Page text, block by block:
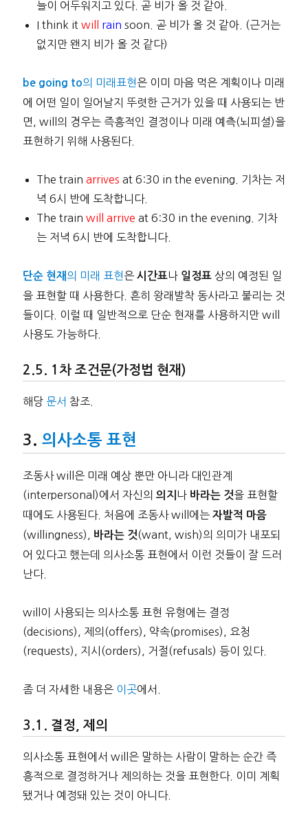
늘이 어두워지고 있다. 곧 비가 올 것 같아.
I think it will rain soon. 곧 비가 올 것 같아. (근거는
없지만 왠지 비가 올 것 같다)
be going to의 미래표현 은 이미 마음 먹은 계획이나 미래
에 어떤 일이 일어날지 뚜렷한 근거가 있을 때 사용되는 반
면, will의 경우는 즉흥적인 결정이나 미래 예측(뇌피셜)을
표현하기 위해 사용된다.
The train arrives at 6:30 in the evening. 기차는 저
녁 6시 반에 도착합니다.
The train will arrive at 6:30 in the evening. 기차
는 저녁 6시 반에 도착합니다.
단순 현재 의 미래 표현 은 시간표나 일정표상의 예정된 일
을 표현할 때 사용한다. 흔히 왕래발착 동사라고 불리는 것
들이다. 이럴 때 일반적으로 단순 현재를 사용하지만 will
사용도 가능하다.
1차 조건문(가정법 현재)
해당 문서 참조.
의사소통 표현
조동사 will은 미래 예상 뿐만 아니라 대인관계
(interpersonal)에서 자신의 의지 나 바라는 것을 표현할
때에도 사용된다. 처음에 조동사 will에는 자발적 마음
(willingness), 바라는 것(want, wish)의 의미가 내포되
어 있다고 했는데 의사소통 표현에서 이런 것들이 잘 드러
난다.
will이 사용되는 의사소통 표현 유형에는 결정
(decisions), 제의(offers), 약속(promises), 요청
(requests), 지시(orders), 거절(refusals) 등이 있다.
좀 더 자세한 내용은 이곳에서.
결정, 제의
의사소통 표현에서 will은 말하는 사람이 말하는 순간 즉
흥적으로 결정하거나 제의하는 것을 표현한다. 이미 계획
됐거나 예정돼 있는 것이 아니다.